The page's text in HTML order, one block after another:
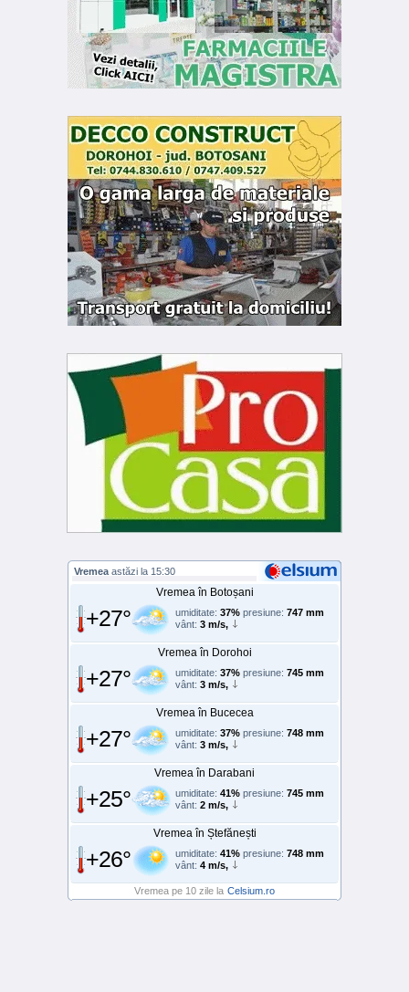
Vremea astăzi la 15:30
Vremea în Botoșani
+27° umiditate: 37% presiune: 747 mm
vânt: 3 m/s,
Vremea în Dorohoi
+27° umiditate: 37% presiune: 745 mm
vânt: 3 m/s,
Vremea în Bucecea
+27° umiditate: 37% presiune: 748 mm
vânt: 3 m/s,
Vremea în Darabani
+25° umiditate: 41% presiune: 745 mm
vânt: 2 m/s,
Vremea în Ștefănești
+26° umiditate: 41% presiune: 748 mm
vânt: 4 m/s,
Vremea pe 10 zile la Celsium.ro